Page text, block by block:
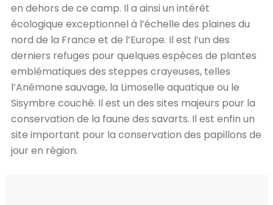
en dehors de ce camp. Il a ainsi un intérêt
écologique exceptionnel à l’échelle des plaines du
nord de la France et de l’Europe. Il est l’un des
derniers refuges pour quelques espèces de plantes
emblématiques des steppes crayeuses, telles
l’Anémone sauvage, la Limoselle aquatique ou le
Sisymbre couché. Il est un des sites majeurs pour la
conservation de la faune des savarts. Il est enfin un
site important pour la conservation des papillons de
jour en région.